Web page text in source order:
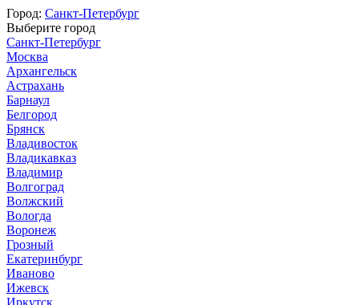
Город: Санкт-Петербург
Выберите город
Санкт-Петербург
Москва
Архангельск
Астрахань
Барнаул
Белгород
Брянск
Владивосток
Владикавказ
Владимир
Волгоград
Волжский
Вологда
Воронеж
Грозный
Екатеринбург
Иваново
Ижевск
Иркутск